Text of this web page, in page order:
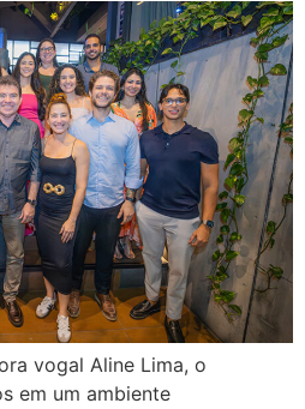
vogal Aline Lima, o
em um ambiente